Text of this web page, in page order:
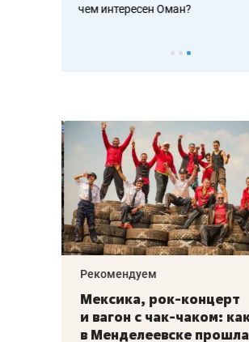
чем интересен Оман?
Рекомендуем
Мексика, рок-концерт
и вагон с чак-чаком: как
в Менделеевске прошла